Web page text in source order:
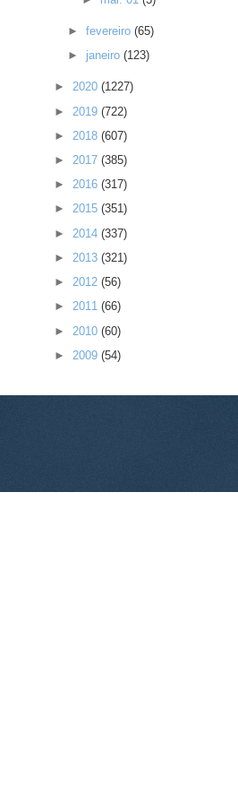
►fevereiro(65)
► janeiro(123)
► 2020 (1227)
► 2019 (722)
► 2018 (607)
► 2017 (385)
► 2016 (317)
► 2015 (351)
► 2014 (337)
► 2013 (321)
► 2012 (56)
► 2011 (66)
► 2010 (60)
► 2009 (54)